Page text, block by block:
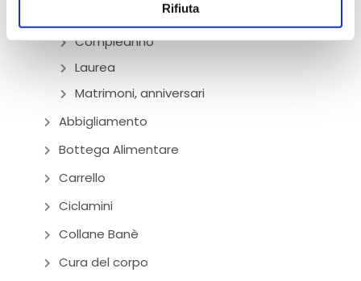
Rifiuta
Battesimo, comunione, cresima
Compleanno
Laurea
Matrimoni, anniversari
Abbigliamento
Bottega Alimentare
Carrello
Ciclamini
Collane Banè
Cura del corpo